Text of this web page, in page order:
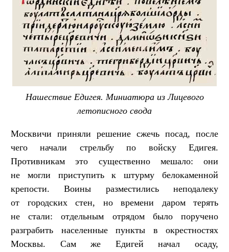
Нашествие Едигея. Миниатюра из Лицевого
летописного свода
Москвичи приняли решение сжечь посад, после
чего начали стрельбу по войску Едигея.
Противникам это существенно мешало: они
не могли приступить к штурму белокаменной
крепости. Воины разместились неподалеку
от городских стен, но времени даром терять
не стали: отдельным отрядом было поручено
разграбить населенные пункты в окрестностях
Москвы. Сам же Едигей начал осаду,